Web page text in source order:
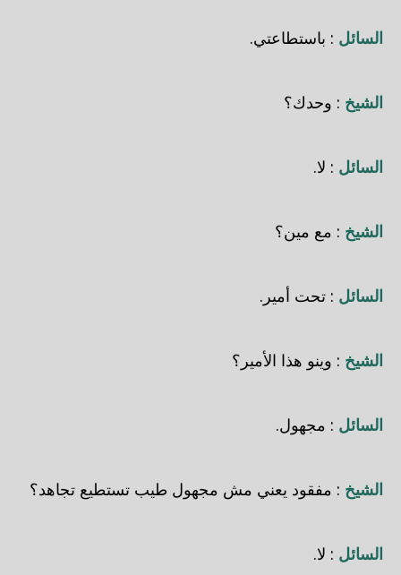
السائل : باستطاعتي.
الشيخ : وحدك؟
السائل : لا.
الشيخ : مع مين؟
السائل : تحت أمير.
الشيخ : وينو هذا الأمير؟
السائل : مجهول.
الشيخ : مفقود يعني مش مجهول طيب تستطيع تجاهد؟
السائل : لا.